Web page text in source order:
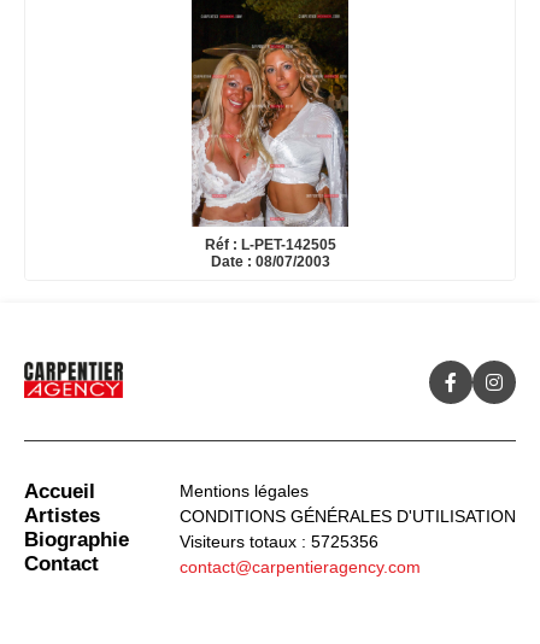
Réf : L-PET-142505
Date : 08/07/2003
Accueil
Artistes
Biographie
Contact
Mentions légales
CONDITIONS GÉNÉRALES D'UTILISATION
Visiteurs totaux : 5725356
contact@carpentieragency.com